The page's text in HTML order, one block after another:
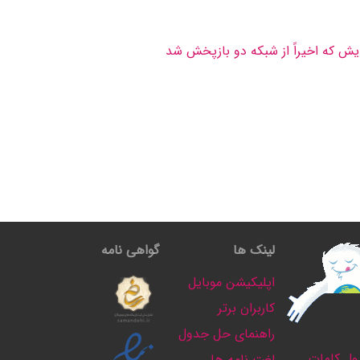
لینک ها
اپلیکیشن موبایل
کاربران برتر
راهنمای حل جدول
گواهی نامه